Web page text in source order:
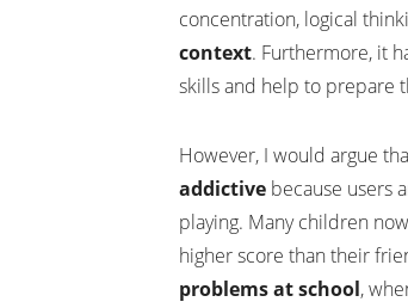
concentration, logical
context. Furthermore, it
skills and help to prepare
However, I would argue
addictive because users
playing. Many children
higher score than their
problems at school,